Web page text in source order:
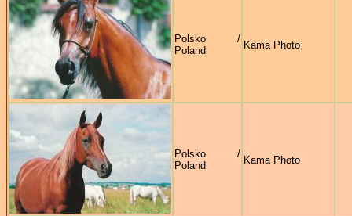
Polsko /
Poland
Kama Photo
Polsko /
Poland
Kama Photo